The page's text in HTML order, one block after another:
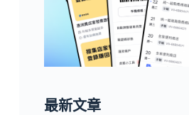
最新文章